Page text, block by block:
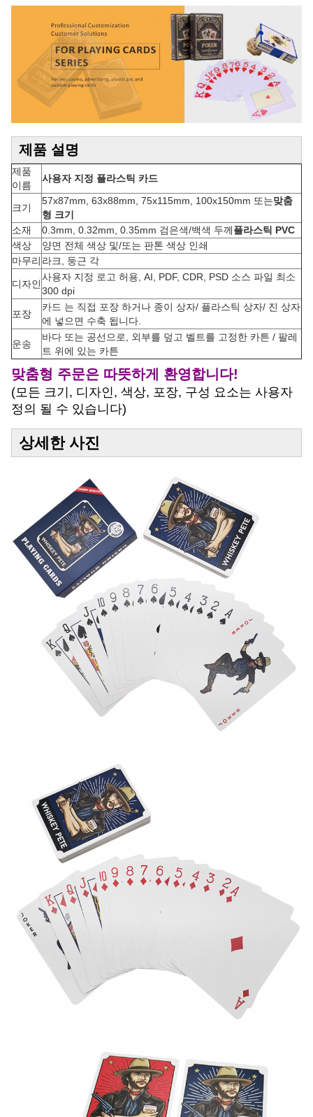
제품 설명
제품
이름
사용자 지정 플라스틱 카드
크기
57x87mm, 63x88mm, 75x115mm, 100x150mm 또는맞춤
형 크기
소재
0.3mm, 0.32mm, 0.35mm 검은색/백색 두께플라스틱 PVC
색상
양면 전체 색상 및/또는 판톤 색상 인쇄
마무리 라크, 둥근 각
디자인
사용자 지정 로고 허용, AI, PDF, CDR, PSD 소스 파일 최소
300 dpi
포장
카드 는 직접 포장 하거나 종이 상자/ 플라스틱 상자/ 진 상자
에 넣으면 수축 됩니다.
운송
바다 또는 공선으로, 외부를 덮고 벨트를 고정한 카튼 / 팔레
트 위에 있는 카튼
맞춤형 주문은 따뜻하게 환영합니다!
(모든 크기, 디자인, 색상, 포장, 구성 요소는 사용자
정의 될 수 있습니다)
상세한 사진